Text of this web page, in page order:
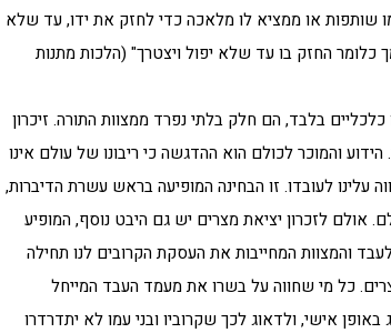
שותפות או ממציא לו מלאכה כדי לחזק את ידו, עד שלא
כלומר החזק בו עד שלא יפול ויצטרך" (הלכות מתנות
בלבד, הם חלק בלתי נפרד ממצוות התורה. זיכרון
והמוכר לכולם הוא ההדגשה כי ריבונו של עולם אינו
עלינו לעובדו. זו הבחינה המופיעה בראש עשרת הדיברות,
אולם לזכרון יציאת מצרים יש גם היבט נוסף, המופיע
והמצוות המחייבות את העסקת הקרובים לנו תחילה
כל מי שחווה על בשרו את מעמד העבד המייחל
אישי, ולדאוג לכך שקרוביו ובני עמו לא יתדרדרו